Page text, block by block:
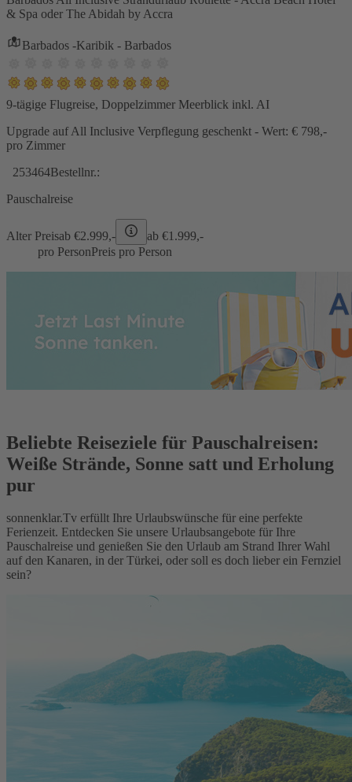
& Spa oder The Abidah by Accra
Barbados -Karibik - Barbados
9-tägige Flugreise, Doppelzimmer Meerblick inkl. AI
Upgrade auf All Inclusive Verpflegung geschenkt - Wert: € 798,-
pro Zimmer
253464Bestellnr.:
Pauschalreise
Alter Preisab €2.999,- ab €1.999,-
pro PersonPreis pro Person
Beliebte Reiseziele für Pauschalreisen:
Weiße Strände, Sonne satt und Erholung
pur
sonnenklar.Tv erfüllt Ihre Urlaubswünsche für eine perfekte
Ferienzeit. Entdecken Sie unsere Urlaubsangebote für Ihre
Pauschalreise und genießen Sie den Urlaub am Strand Ihrer Wahl
auf den Kanaren, in der Türkei, oder soll es doch lieber ein Fernziel
sein?